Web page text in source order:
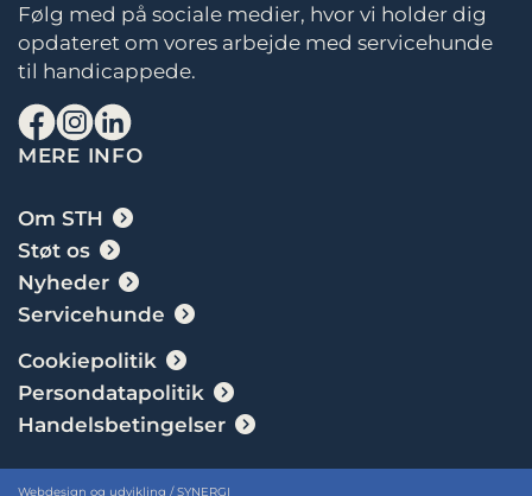
Følg med på sociale medier, hvor vi holder dig
opdateret om vores arbejde med servicehunde
til handicappede.
MERE INFO
Om STH
Støt os
Nyheder
Servicehunde
Cookiepolitik
Persondatapolitik
Handelsbetingelser
Webdesign og udvikling / SYNERGI